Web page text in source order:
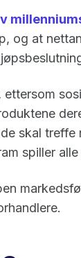
og at
skal treffe
spiller alle